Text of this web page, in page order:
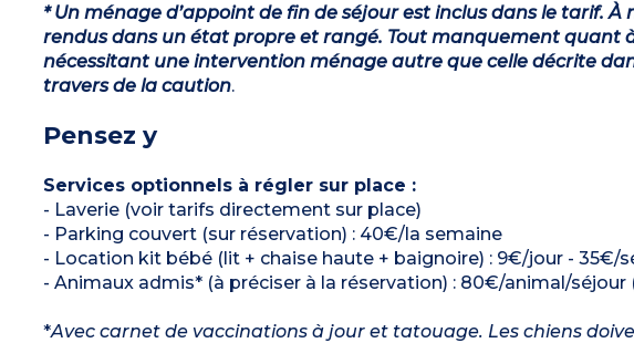
* Un ménage d’appoint de fin de séjour est inclus dans le tarif.
rendus dans un état propre et rangé. Tout manquement quant
nécessitant une intervention ménage autre que celle décrite
travers de la caution.
Pensez y
Services optionnels à régler sur place :
- Laverie (voir tarifs directement sur place)
- Parking couvert (sur réservation) : 40€/la semaine
- Location kit bébé (lit + chaise haute + baignoire) : 9€/jour - 35€/
- Animaux admis* (à préciser à la réservation) : 80€/animal/
*Avec carnet de vaccinations à jour et tatouage. Les chiens